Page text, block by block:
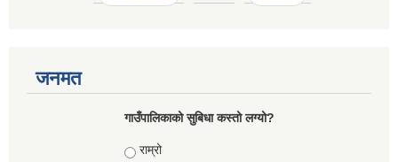
जनमत
गाउँपालिकाको सुबिधा कस्तो लग्यो?
Choices
राम्रो